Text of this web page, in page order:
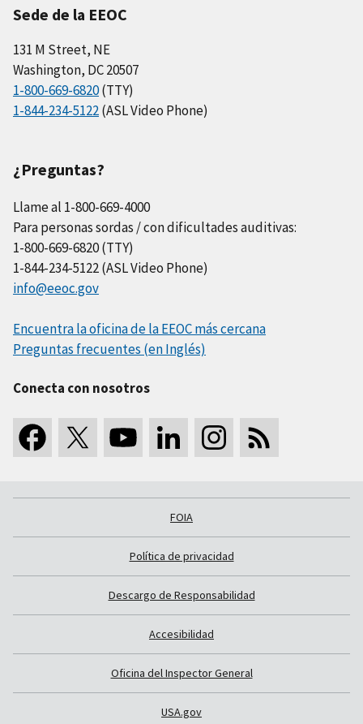
Sede de la EEOC
131 M Street, NE
Washington, DC 20507
1-800-669-6820(TTY)
1-844-234-5122(ASL Video Phone)
¿Preguntas?
Llame al 1-800-669-4000
Para personas sordas / con dificultades auditivas:
1-800-669-6820 (TTY)
1-844-234-5122 (ASL Video Phone)
info@eeoc.gov
Encuentra la oficina de la EEOC más cercana
Preguntas frecuentes (en Inglés)
Conecta con nosotros
FOIA
Política de privacidad
Descargo de Responsabilidad
Accesibilidad
Oficina del Inspector General
USA.gov